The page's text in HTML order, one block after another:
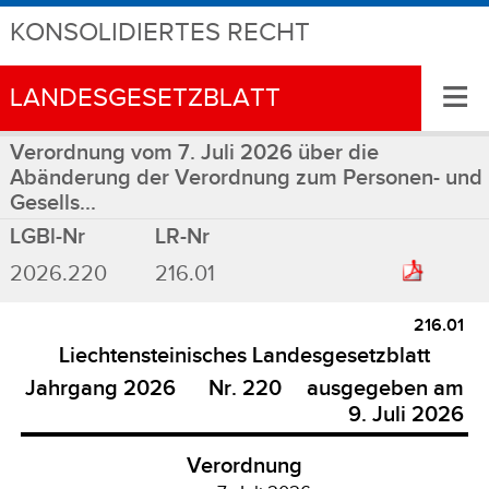
KONSOLIDIERTES RECHT
LANDESGESETZBLATT ≡
Verordnung vom 7. Juli 2026 über die
Abänderung der Verordnung zum Personen- und
Gesells...
LGBl-Nr
LR-Nr
2026.220
216.01